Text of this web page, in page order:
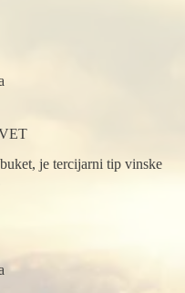
je tercijarni tip vinske